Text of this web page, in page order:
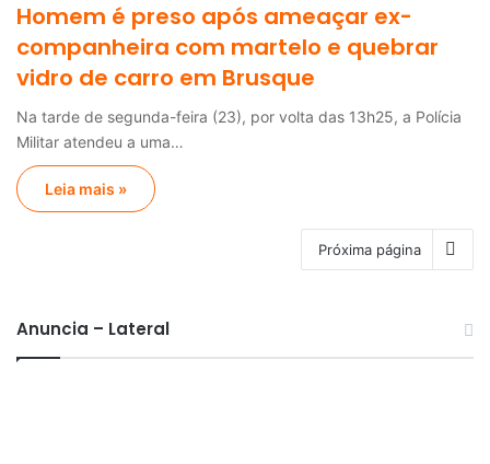
Homem é preso após ameaçar ex-
companheira com martelo e quebrar
vidro de carro em Brusque
Na tarde de segunda-feira (23), por volta das 13h25, a Polícia
Militar atendeu a uma…
Leia mais »
Próxima página
Anuncia – Lateral